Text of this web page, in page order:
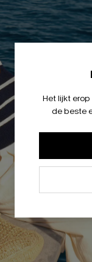
denim
10% korting
Het lijkt
de beste